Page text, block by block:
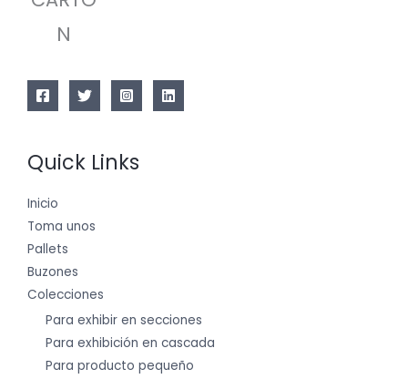
N
Quick Links
Inicio
Toma unos
Pallets
Buzones
Colecciones
Para exhibir en secciones
Para exhibición en cascada
Para producto pequeño